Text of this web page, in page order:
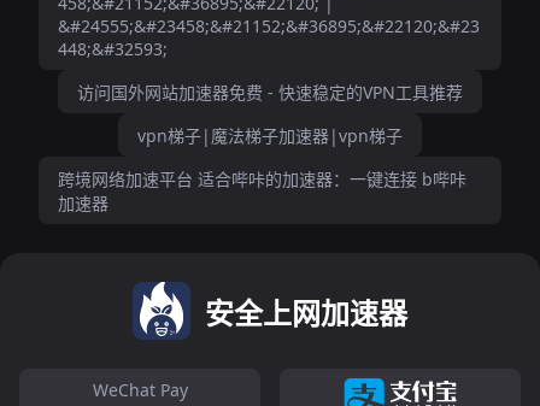
&#24555;&#23458;&#21152;&#36895;&#22120;&#23
448;&#32593;
访问国外网站加速器免费 - 快速稳定的VPN工具推荐
vpn梯子|魔法梯子加速器|vpn梯子
跨境网络加速平台 适合哔咔的加速器：一键连接 b哔咔
加速器
安全上网加速器
WeChat Pay